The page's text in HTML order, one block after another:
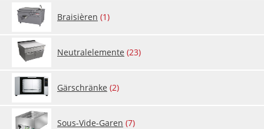
Brai­siè­ren (1)
Neu­tra­l­e­le­men­te (23)
Gär­schrän­ke (2)
Sous-Vi­de-Ga­ren (7)